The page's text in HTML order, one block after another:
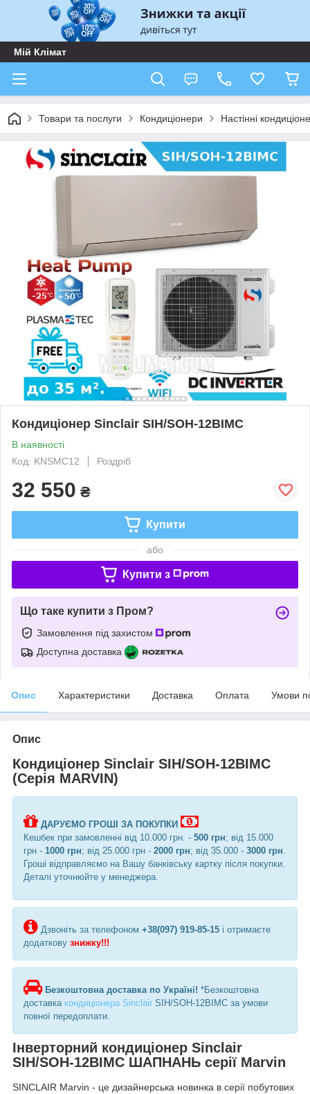
Мій Клімат
Товари та послуги Кондиціонери Настінні
Кондиціонер Sinclair SIH/SOH-12BIMC
В наявності
Код: KNSMC12
Роздріб
32 550 ₴
Купити
або
Купити з
Що таке купити з Пром?
Замовлення під захистом
Доступна доставка
Опис Характеристики Доставка Оплата Умови
Опис
Кондиціонер Sinclair SIH/SOH-12BIMC
(Серія MARVIN)
ДАРУЄМО ГРОШІ ЗА ПОКУПКИ
Кешбек при замовленні від 10.000 грн. - 500 грн; від 15.000
грн - 1000 грн; від 25.000 грн - 2000 грн; від 35.000 - 3000 грн.
Гроші відправляємо на Вашу банківську картку після покупки.
Деталі уточнюйте у менеджера.
Дзвоніть за телефоном +38(097) 919-85-15 і отримаєте
додаткову знижку!!!
Безкоштовна доставка по Україні! *Безкоштовна
доставка кондиціонера Sinclair SIH/SOH-12BIMC за умови
повної передоплати.
Інверторний кондиціонер Sinclair
SIH/SOH-12BIMC ШАПНАНЬ серії Marvin
SINCLAIR Marvin - це дизайнерська новинка в серії побутових